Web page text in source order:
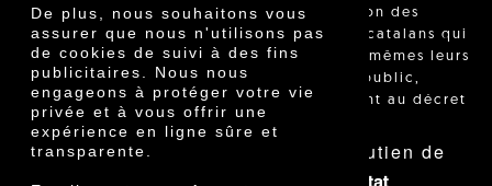
De plus, nous souhaitons vous
assurer que nous n'utilisons pas
de cookies de suivi à des fins
publicitaires. Nous nous
engageons à protéger votre vie
privée et à vous offrir une
expérience en ligne sûre et
transparente.
l'identification des
agriculteurs catalans qui
vendent eux-mêmes leurs
produits au public,
conformément au décret
Avec le soutien de